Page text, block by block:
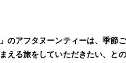
のアフタヌーンティーは、季節
える旅をしていただきたい、と